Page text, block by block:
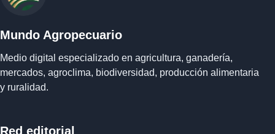
Mundo Agropecuario
Medio digital especializado en agricultura, ganadería,
mercados, agroclima, biodiversidad, producción alimentaria
y ruralidad.
Red editorial